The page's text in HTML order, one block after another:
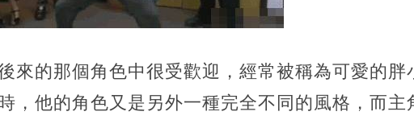
來的那個角色中很受歡迎，經常被稱為可愛的胖
，他的角色又是另外一種完全不同的風格，而